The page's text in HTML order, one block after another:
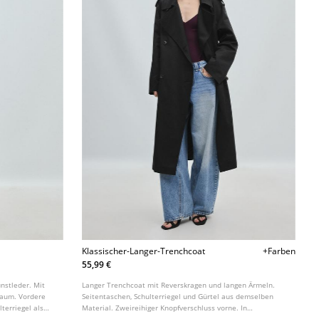
Mit
Vordere
als
Klassischer-Langer-Trenchcoat
+Farben
55,99 €
Langer Trenchcoat mit Reverskragen und langen Ärmeln.
Seitentaschen, Schulterriegel und Gürtel aus demselben
Material. Zweireihiger Knopfverschluss vorne. In